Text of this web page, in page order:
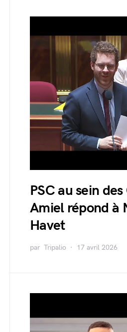
PSC au sein
Amiel répond à
Havet
par Tripalio 17 avril 2026